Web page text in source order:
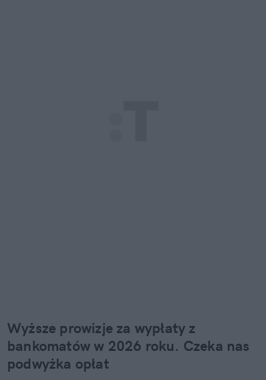
Wyższe prowizje za wypłaty z
bankomatów w 2026 roku. Czeka nas
podwyżka opłat